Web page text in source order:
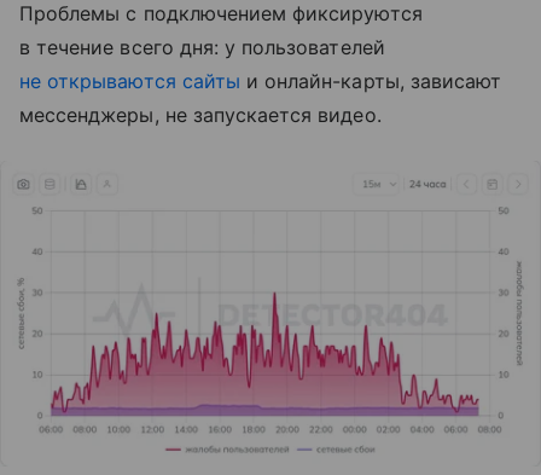
Проблемы с подключением фиксируются
в течение всего дня: у пользователей
не открываются сайты и онлайн-карты, зависают
мессенджеры, не запускается видео.